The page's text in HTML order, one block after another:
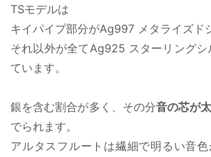
TSモデルは
キイパイプ部分がAg997 メタライズド
それ以外が全てAg925 スターリング
ています。
銀を含む割合が多く、その分音の芯が
でられます。
アルタスフルートは繊細で明るい音色